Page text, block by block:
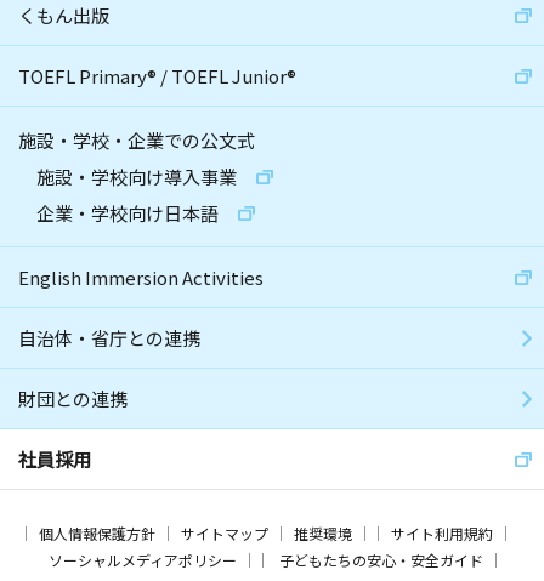
くもん出版
TOEFL Primary® /TOEFL Junior®
施設・学校・企業での公文式
施設・学校向け導入事業
企業・学校向け日本語
English Immersion Activities
自治体・省庁との連携
財団との連携
社員採用
個人情報保護方針 サイトマップ 推奨環境
サイト利用規約
ソーシャルメディアポリシー
子どもたちの安心・安全ガイド